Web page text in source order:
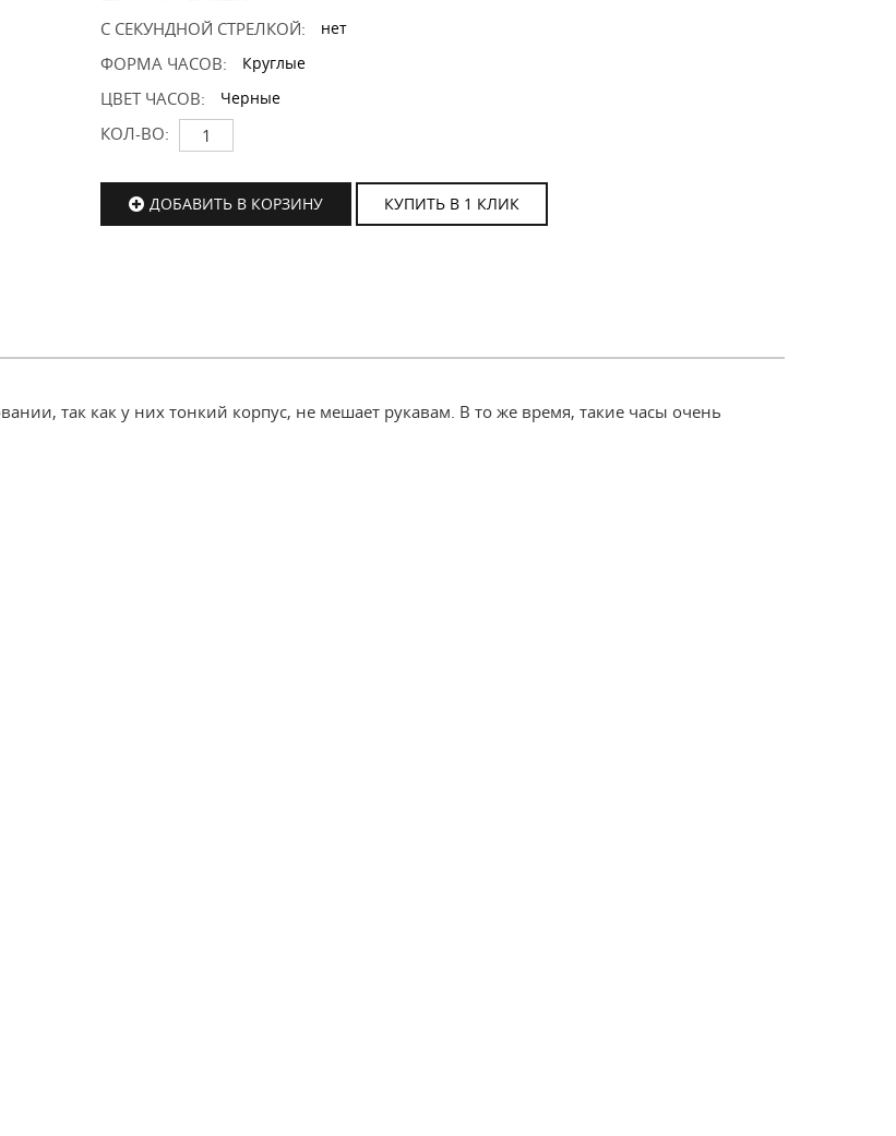
С СЕКУНДНОЙ СТРЕЛКОЙ: нет
ФОРМА ЧАСОВ: Круглые
ЦВЕТ ЧАСОВ: Черные
КОЛ-ВО:
ДОБАВИТЬ В КОРЗИНУ КУПИТЬ В 1 КЛИК
так как у них тонкий корпус, не мешает рукавам. В то же время, такие часы очень